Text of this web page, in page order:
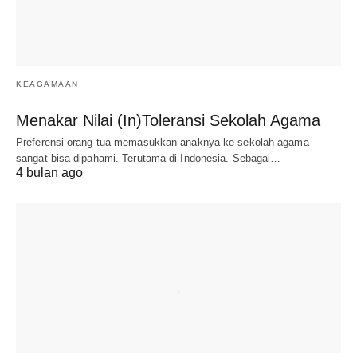
KEAGAMAAN
Menakar Nilai (In)Toleransi Sekolah Agama
Preferensi orang tua memasukkan anaknya ke sekolah agama
sangat bisa dipahami. Terutama di Indonesia. Sebagai…
4 bulan ago